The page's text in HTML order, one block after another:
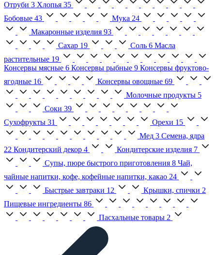
Отруби 3 Хлопья 35
Бобовые 43 Мука 24
Макаронные изделия 93
Сахар 19 Соль 6 Масла
растительные 19
Консервы мясные 6 Консервы рыбные 9 Консервы фруктово-
ягодные 16 Консервы овощные 69
Молочные продукты 5
Соки 39
Сухофрукты 31 Орехи 15
Мед 3 Семена, ядра
22 Кондитерский декор 4 Кондитерские изделия 7
Супы, пюре быстрого приготовления 8 Чай,
чайные напитки, кофе, кофейные напитки, какао 24
Быстрые завтраки 12 Крышки, спички 2
Пищевые ингредиенты 86
Пасхальные товары 2